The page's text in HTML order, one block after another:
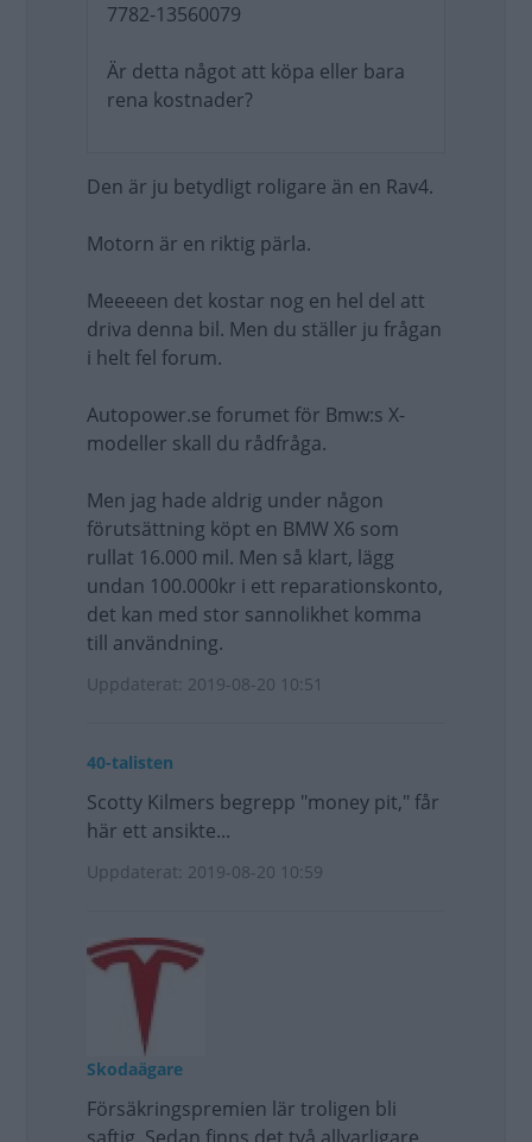
7782-13560079
Är detta något att köpa eller bara
rena kostnader?
Den är ju betydligt roligare än en Rav4.
Motorn är en riktig pärla.
Meeeeen det kostar nog en hel del att
driva denna bil. Men du ställer ju frågan
i helt fel forum.
Autopower.se forumet för Bmw:s X-
modeller skall du rådfråga.
Men jag hade aldrig under någon
förutsättning köpt en BMW X6 som
rullat 16.000 mil. Men så klart, lägg
undan 100.000kr i ett reparationskonto,
det kan med stor sannolikhet komma
till användning.
Uppdaterat: 2019-08-20 10:51
40-talisten
Scotty Kilmers begrepp "money pit," får
här ett ansikte...
Uppdaterat: 2019-08-20 10:59
Skodaägare
Försäkringspremien lär troligen bli